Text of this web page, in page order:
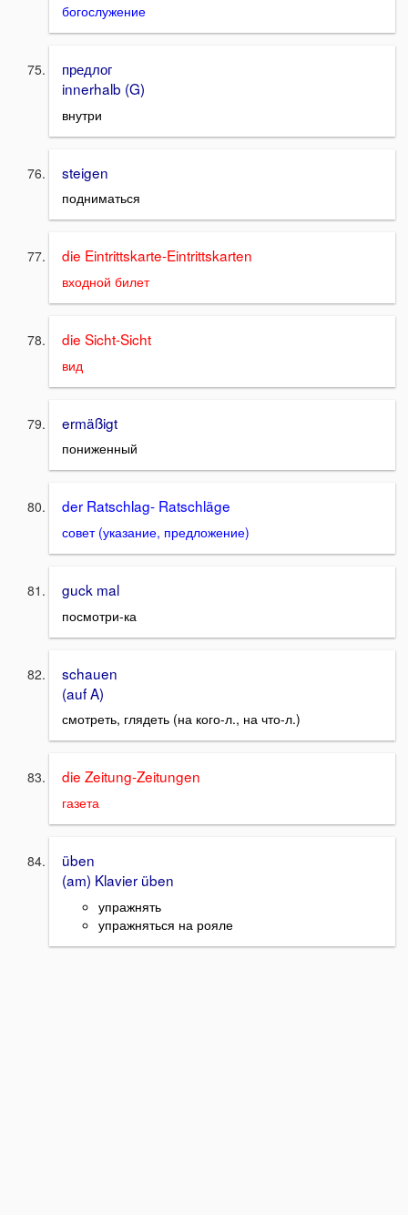
богослужение
предлог
innerhalb (G)
внутри
steigen
подниматься
die Eintrittskarte-Eintrittskarten
входной билет
die Sicht-Sicht
вид
ermäßigt
пониженный
der Ratschlag- Ratschläge
совет (указание, предложение)
guck mal
посмотри-ка
schauen
(auf A)
смотреть, глядеть (на кого-л., на что-л.)
die Zeitung-Zeitungen
газета
üben
(am) Klavier üben
упражнять
упражняться на рояле